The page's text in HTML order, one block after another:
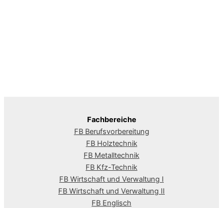
Fachbereiche
FB Berufsvorbereitung
FB Holztechnik
FB Metalltechnik
FB Kfz-Technik
FB Wirtschaft und Verwaltung I
FB Wirtschaft und Verwaltung II
FB Englisch